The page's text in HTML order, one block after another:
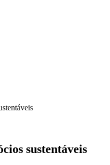
sustentáveis